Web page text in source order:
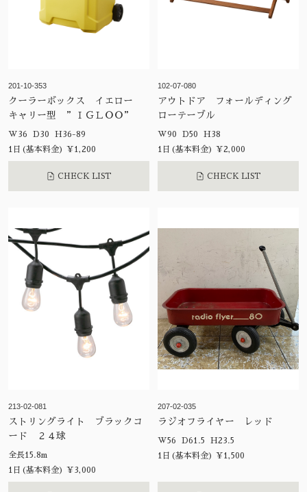
201-10-353
クーラーボックス イエロー
キャリー型 ”ＩＧＬＯＯ”
W36 D30 H36-89
1日(基本料金) ¥1,200
CHECK LIST
102-07-080
アウトドア フォールディング
ローテーブル
W90 D50 H38
1日(基本料金) ¥2,000
CHECK LIST
213-02-081
ストリングライト ブラックコ
ード ２４球
全長15.8m
1日(基本料金) ¥3,000
207-02-035
ラジオフライヤー レッド
W56 D61.5 H23.5
1日(基本料金) ¥1,500